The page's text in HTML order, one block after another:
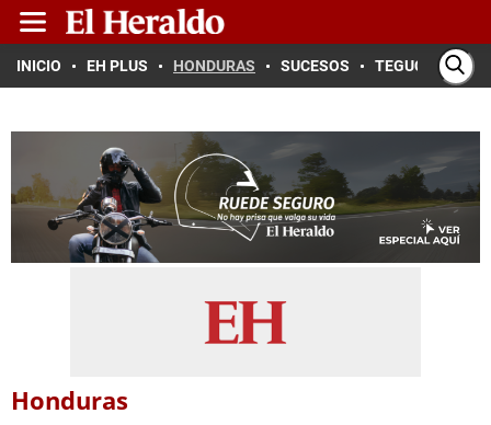
INICIO EH PLUS HONDURAS SUCESOS TEGUCIGALPA
Honduras